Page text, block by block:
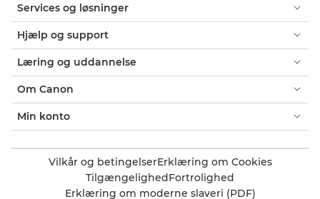
Services og løsninger
Hjælp og support
Læring og uddannelse
Om Canon
Min konto
Vilkår og betingelserErklæring om Cookies
TilgængelighedFortrolighed
Erklæring om moderne slaveri (PDF)